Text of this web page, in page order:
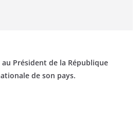
Président de la République
de son pays.